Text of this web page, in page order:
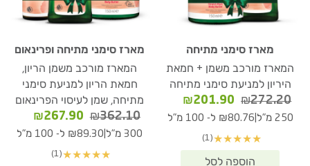
מארז סימני מתיחה
המארז מורכב משמן + חמאת
היריון למניעת סימני מתיחה
₪272.20
המחיר
המקורי
₪272.20.
₪201.90
המחיר
הנוכחי
250 מ"ל ₪80.76 ל- 100 מ"ל
★
★
★
★
★
(1)
מארז סימני מתיחה ופרינאום
המארז מורכב משמן הריון,
חמאת הריון למניעת סימני
מתיחה, שמן לעיסוי הפרינאום
₪362.10
המחיר
המקורי
₪362.10.
₪267.90
הנוכחי
300 מ"ל ₪89.30 ל- 100 מ"ל
★
★
★
★
★
(1)